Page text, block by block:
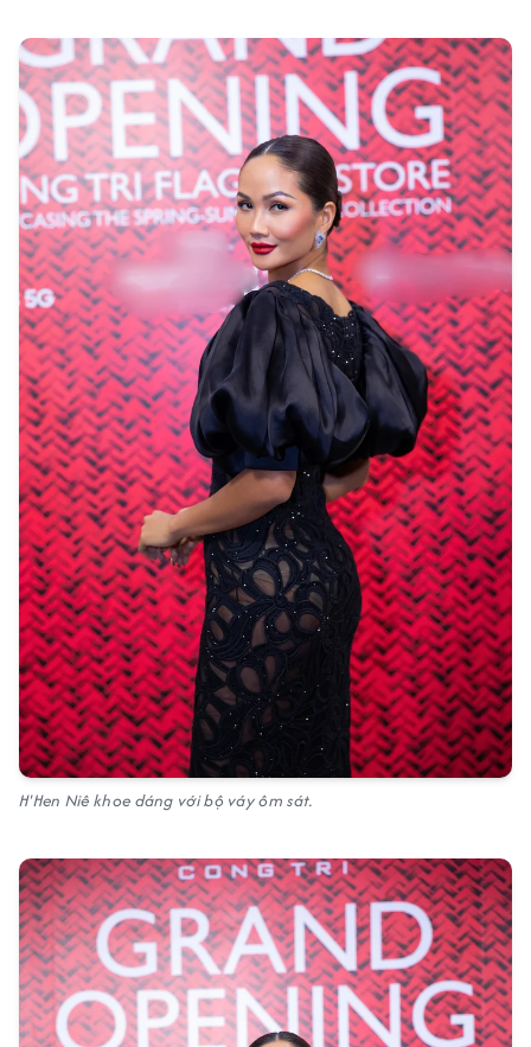
H'Hen Niê khoe dáng với bộ váy ôm sát.